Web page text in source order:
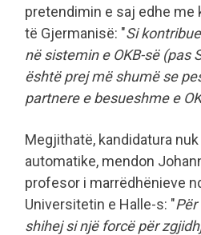
pretendimin e saj edhe me
të Gjermanisë: "Si
në sistemin e OKB-së (pas
është prej më shumë se
partnere e besueshme e
Megjithatë, kandidatura
automatike, mendon
profesor i marrëdhënieve
Universitetin e Halle-s: "Për
shihej si një forcë për